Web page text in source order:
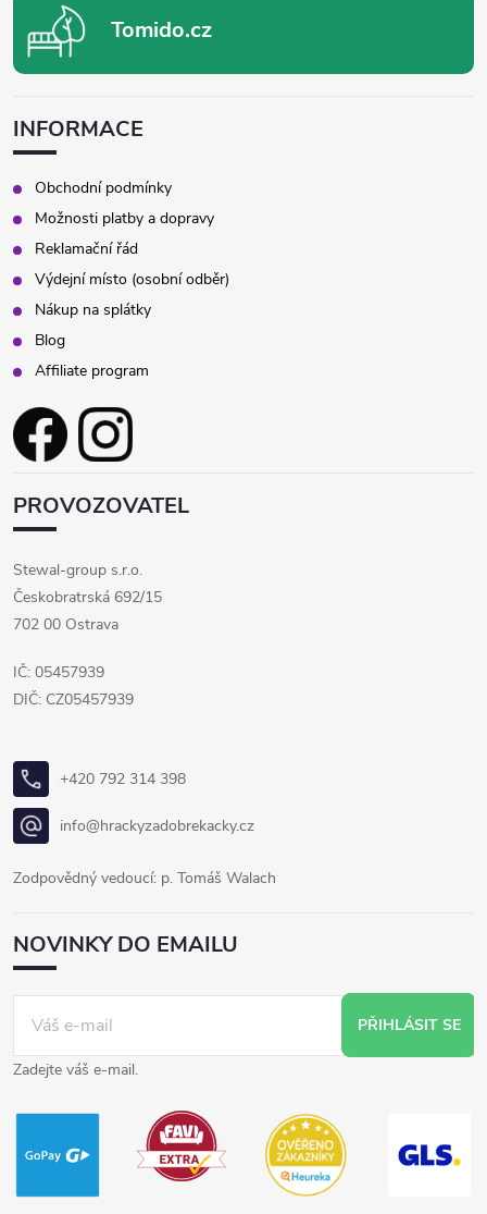
v
y
v
ý
p
i
s
u
Tomido.cz
INFORMACE
Obchodní podmínky
Možnosti platby a dopravy
Reklamační řád
Výdejní místo (osobní odběr)
Nákup na splátky
Blog
Affiliate program
PROVOZOVATEL
Stewal-group s.r.o.
Českobratrská 692/15
702 00 Ostrava
IČ: 05457939
DIČ: CZ05457939
+420 792 314 398
info@hrackyzadobrekacky.cz
Zodpovědný vedoucí: p. Tomáš Walach
NOVINKY DO EMAILU
PŘIHLÁSIT SE
Zadejte váš e-mail.